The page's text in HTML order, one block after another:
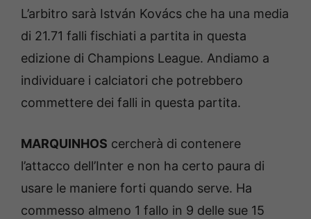
L’arbitro sarà István Kovács che ha una media
di 21.71 falli fischiati a partita in questa
edizione di Champions League. Andiamo a
individuare i calciatori che potrebbero
commettere dei falli in questa partita.
MARQUINHOS cercherà di contenere
l’attacco dell’Inter e non ha certo paura di
usare le maniere forti quando serve. Ha
commesso almeno 1 fallo in 9 delle sue 15